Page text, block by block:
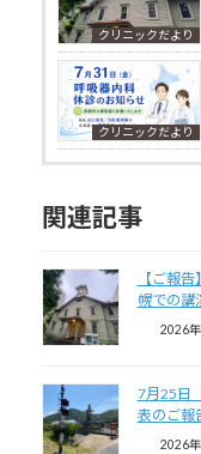
クリニックだより
クリニックだより
関連記事
【ご報
幌での講
2026
7月25日
表のご報
2026